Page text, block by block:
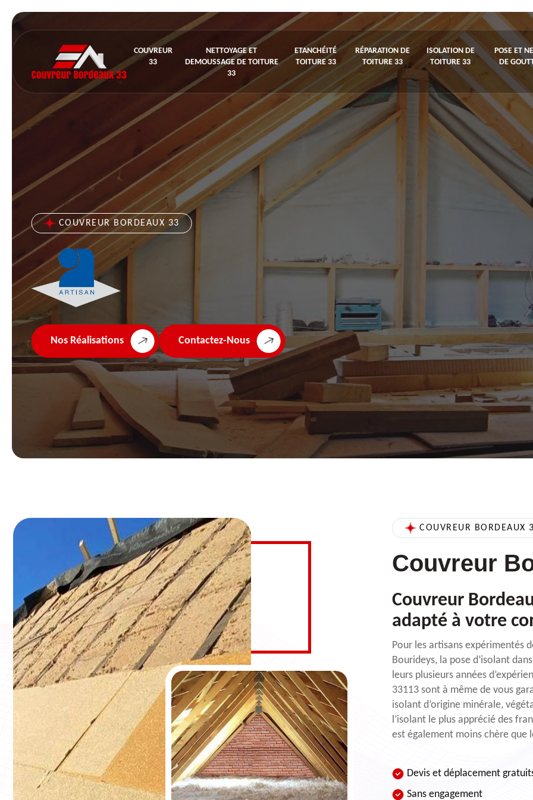
COUVREUR
33
NETTOYAGE ET
DEMOUSSAGE DE TOITURE
33
ETANCHÉITÉ
TOITURE 33
RÉPARATION DE
TOITURE 33
ISOLATION DE
TOITURE 33
POSE ET
DE
COUVREUR BORDEAUX 33
Nos Réalisations Contactez-Nous
COUVREUR BORDEAUX
Couvreur
Couvreur
adapté à votre
Pour les artisans expérimentés
Bourideys, la pose d’isolant
leurs plusieurs années
33113 sont à même de vous
isolant d’origine minérale,
l’isolant le plus apprécié des
est également moins chère que
Devis et déplacement
Sans engagement